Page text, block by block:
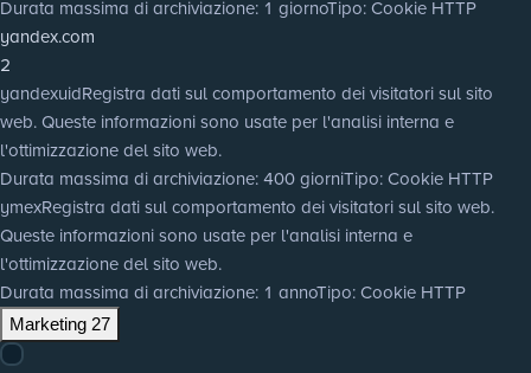
Durata massima di archiviazione: 1 giornoTipo: Cookie HTTP
yandex.com
2
yandexuidRegistra dati sul comportamento dei visitatori sul sito
web. Queste informazioni sono usate per l'analisi interna e
l'ottimizzazione del sito web.
Durata massima di archiviazione: 400 giorniTipo: Cookie HTTP
ymexRegistra dati sul comportamento dei visitatori sul sito web.
Queste informazioni sono usate per l'analisi interna e
l'ottimizzazione del sito web.
Durata massima di archiviazione: 1 annoTipo: Cookie HTTP
Marketing 27